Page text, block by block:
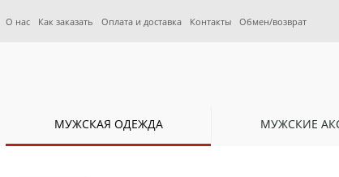
О нас Как заказать Оплата и доставка Контакты Обмен/возврат
МУЖСКАЯ ОДЕЖДА МУЖСКИЕ